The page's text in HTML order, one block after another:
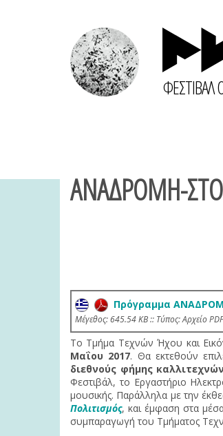
ΦΕΣΤΙΒΑΛ
ΑΝΑΔΡΟΜΗ-
Πρόγραμμα
Mέγεθος: 645.54 KB :: Τύπος: Αρχείο PDF
Το Τμήμα Τεχνών Ήχου και
Μαΐου 2017. Θα εκτεθούν
διεθνούς φήμης
Φεστιβάλ, το Εργαστήριο
μουσικής. Παράλληλα με την
Πολιτισμός, και έμφαση στα
συμπαραγωγή του Τμήματος